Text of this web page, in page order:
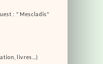
: " Mescladis"
livres...)